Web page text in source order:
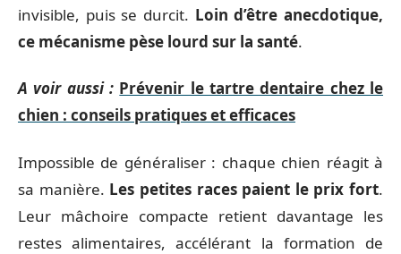
invisible, puis se durcit. Loin d’être anecdotique,
ce mécanisme pèse lourd sur la santé.
A voir aussi : Prévenir le tartre dentaire chez le
chien : conseils pratiques et efficaces
Impossible de généraliser : chaque chien réagit à
sa manière. Les petites races paient le prix fort.
Leur mâchoire compacte retient davantage les
restes alimentaires, accélérant la formation de